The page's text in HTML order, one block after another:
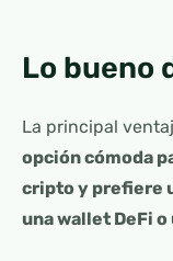
Lo bueno
La principal
opción cómoda
cripto y prefiere
una wallet DeFi